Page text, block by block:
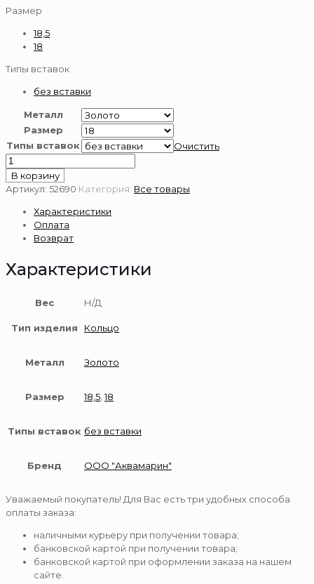
Размер
18,5
18
Типы вставок
без вставки
Металл
Размер
Типы вставок
Очистить
Количество
товара
Золотое
пробы
В корзину
Артикул: 52690 Категория: Все товары
Характеристики
Оплата
Возврат
Характеристики
Вес Н/Д
Тип изделия Кольцо
Металл Золото
Размер 18,5 ,18
Типы вставок без вставки
Бренд ООО "Аквамарин"
Уважаемый покупатель! Для Вас есть три удобных способа
оплаты заказа:
наличными курьеру при получении товара;
банковской картой при получении товара;
банковской картой при оформлении заказа на нашем
сайте.